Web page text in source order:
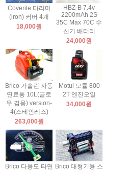
Coverite 다리미
(iron) 커버 4개
18,000원
HBZ-B 7.4v
2200mAh 2S
35C Max 70C 수
신기 배터리
24,000원
Brico 가솔린 자동
연료통 10L(글로
우 겸용) version-
4(스테인레스)
263,000원
Motul 모튤 800
2T 엔진오일
34,000원
Brico 다용도 타면 Brico 대형기용 스